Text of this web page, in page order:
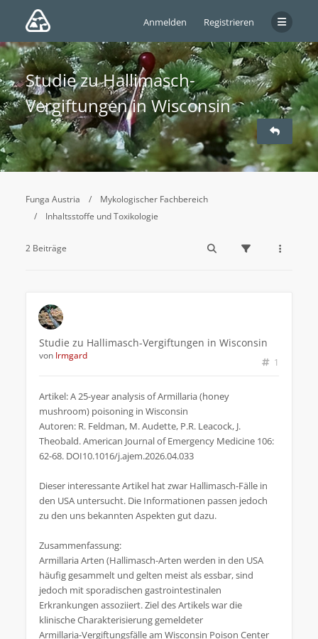
Anmelden Registrieren
Studie zu Hallimasch-
Vergiftungen in Wisconsin
Funga Austria
Mykologischer Fachbereich
Inhaltsstoffe und Toxikologie
2 Beiträge
Studie zu Hallimasch-Vergiftungen in Wisconsin
1
von Irmgard
Artikel: A 25-year analysis of Armillaria (honey
mushroom) poisoning in Wisconsin
Autoren: R. Feldman, M. Audette, P.R. Leacock, J.
Theobald. American Journal of Emergency Medicine 106:
62-68. DOI10.1016/j.ajem.2026.04.033
Dieser interessante Artikel hat zwar Hallimasch-Fälle in
den USA untersucht. Die Informationen passen jedoch
zu den uns bekannten Aspekten gut dazu.
Zusammenfassung:
Armillaria Arten (Hallimasch-Arten werden in den USA
häufig gesammelt und gelten meist als essbar, sind
jedoch mit sporadischen gastrointestinalen
Erkrankungen assoziiert. Ziel des Artikels war die
klinische Charakterisierung gemeldeter
Armillaria‑Vergiftungsfälle am Wisconsin Poison Center